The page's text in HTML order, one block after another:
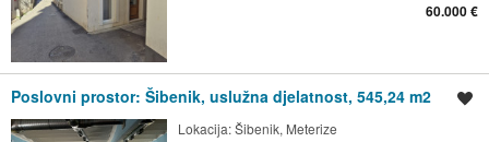
60.000 €
Poslovni prostor: Šibenik, uslužna djelatnost, 545,24 m2
Lokacija:Šibenik, Meterize